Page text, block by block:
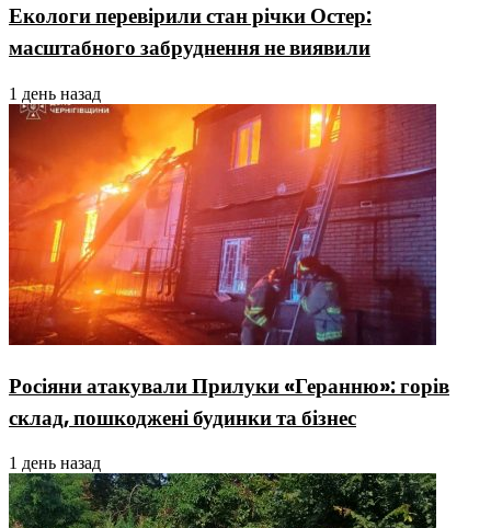
Екологи перевірили стан річки Остер:
масштабного забруднення не виявили
1 день назад
Росіяни атакували Прилуки «Геранню»: горів
склад, пошкоджені будинки та бізнес
1 день назад